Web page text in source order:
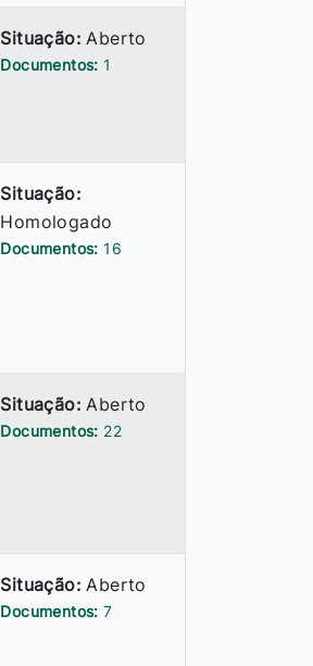
Situação:Aberto
Documentos: 1
Situação:
Homologado
Documentos:16
Situação:Aberto
Documentos: 22
Situação:Aberto
Documentos:7